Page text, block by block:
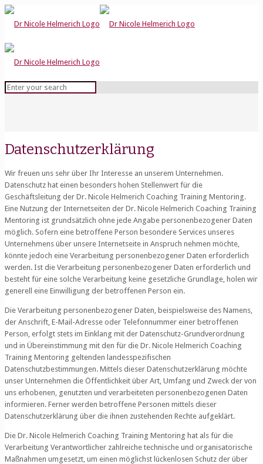
Datenschutzerklärung
Wir freuen uns sehr über Ihr Interesse an unserem Unternehmen.
Datenschutz hat einen besonders hohen Stellenwert für die
Geschäftsleitung der Dr. Nicole Helmerich Coaching Training Mentoring.
Eine Nutzung der Internetseiten der Dr. Nicole Helmerich Coaching Training
Mentoring ist grundsätzlich ohne jede Angabe personenbezogener Daten
möglich. Sofern eine betroffene Person besondere Services unseres
Unternehmens über unsere Internetseite in Anspruch nehmen möchte,
könnte jedoch eine Verarbeitung personenbezogener Daten erforderlich
werden. Ist die Verarbeitung personenbezogener Daten erforderlich und
besteht für eine solche Verarbeitung keine gesetzliche Grundlage, holen wir
generell eine Einwilligung der betroffenen Person ein.
Die Verarbeitung personenbezogener Daten, beispielsweise des Namens,
der Anschrift, E-Mail-Adresse oder Telefonnummer einer betroffenen
Person, erfolgt stets im Einklang mit der Datenschutz-Grundverordnung
und in Übereinstimmung mit den für die Dr. Nicole Helmerich Coaching
Training Mentoring geltenden landesspezifischen
Datenschutzbestimmungen. Mittels dieser Datenschutzerklärung möchte
unser Unternehmen die Öffentlichkeit über Art, Umfang und Zweck der von
uns erhobenen, genutzten und verarbeiteten personenbezogenen Daten
informieren. Ferner werden betroffene Personen mittels dieser
Datenschutzerklärung über die ihnen zustehenden Rechte aufgeklärt.
Die Dr. Nicole Helmerich Coaching Training Mentoring hat als für die
Verarbeitung Verantwortlicher zahlreiche technische und organisatorische
Maßnahmen umgesetzt, um einen möglichst lückenlosen Schutz der über